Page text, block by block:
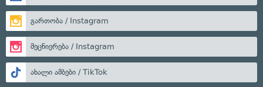
გართობა / Instagram
მეცნიერება / Instagram
ახალი ამბები / TikTok